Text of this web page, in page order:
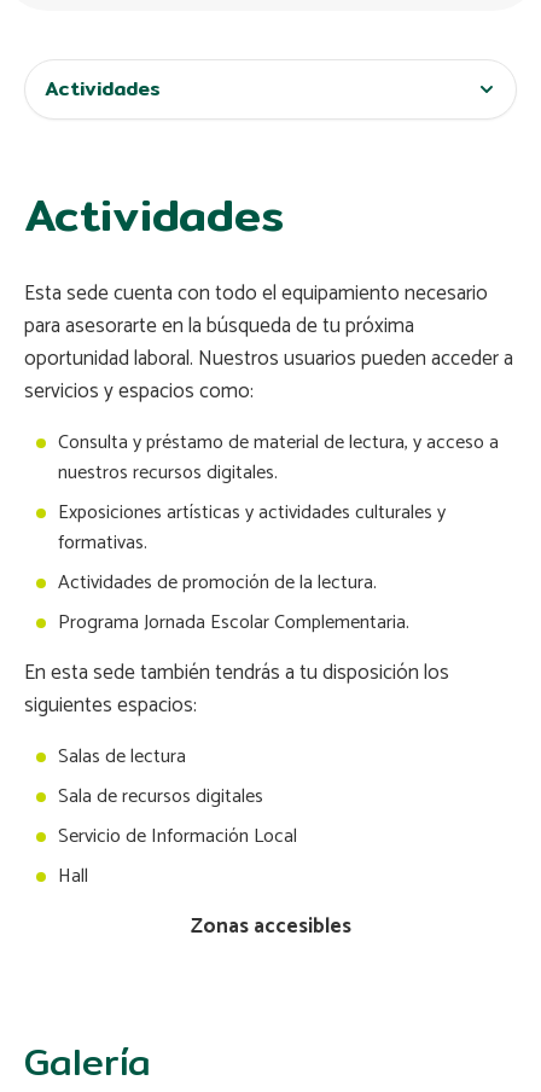
Actividades
Actividades
Esta sede cuenta con todo el equipamiento necesario
para asesorarte en la búsqueda de tu próxima
oportunidad laboral. Nuestros usuarios pueden acceder a
servicios y espacios como:
Consulta y préstamo de material de lectura, y acceso a
nuestros recursos digitales.
Exposiciones artísticas y actividades culturales y
formativas.
Actividades de promoción de la lectura.
Programa Jornada Escolar Complementaria.
En esta sede también tendrás a tu disposición los
siguientes espacios:
Salas de lectura
Sala de recursos digitales
Servicio de Información Local
Hall
Zonas accesibles
Galería